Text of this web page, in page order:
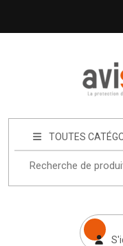
TOUTES